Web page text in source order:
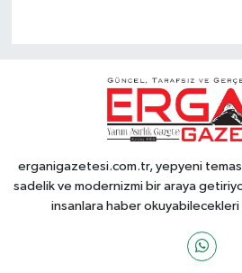
erganigazetesi.com.tr, yepyeni
sadelik ve modernizmi bir araya
insanlara haber okuyabilecekleri